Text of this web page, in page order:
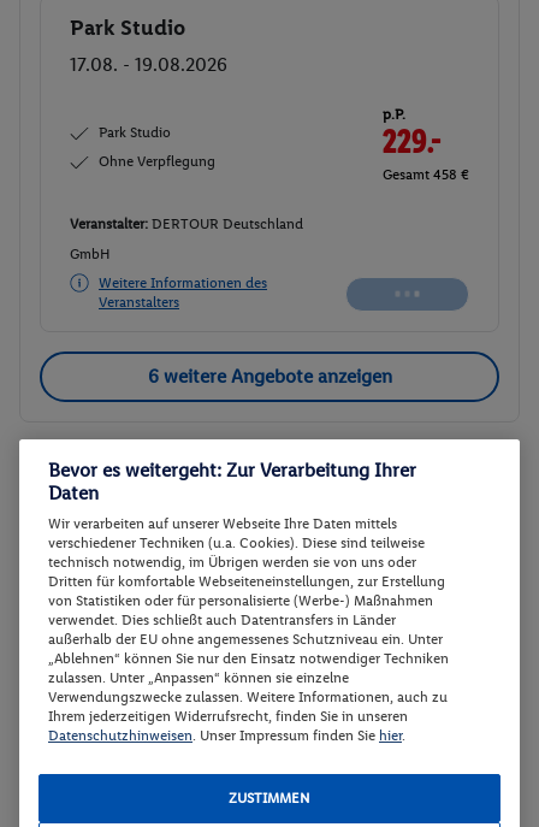
Buchen
Park Studio
17.08. - 19.08.2026
Park Studio
Ohne Verpflegung
p.P.
229.-
Gesamt 458 €
Veranstalter: DERTOUR Deutschland
GmbH
Weitere Informationen des
Veranstalters
6 weitere Angebote anzeigen
Studio Park mit Queensize-Bett
Zimmerdetails
Buchen
Studio Park mit Queensize-Bett
16.08. - 18.08.2026
Studio Park mit Queensize-Bett
Ohne Verpflegung
p.P.
222.-
Gesamt 444 €
Veranstalter:DERTOUR Deutschland
Bevor es weitergeht: Zur Verarbeitung Ihrer
Daten
Wir verarbeiten auf unserer Webseite Ihre Daten mittels
verschiedener Techniken (u.a. Cookies). Diese sind teilweise
technisch notwendig, im Übrigen werden sie von uns oder
Dritten für komfortable Webseiteneinstellungen, zur Erstellung
von Statistiken oder für personalisierte (Werbe-) Maßnahmen
verwendet. Dies schließt auch Datentransfers in Länder
außerhalb der EU ohne angemessenes Schutzniveau ein. Unter
„Ablehnen“ können Sie nur den Einsatz notwendiger Techniken
zulassen. Unter „Anpassen“ können sie einzelne
Verwendungszwecke zulassen. Weitere Informationen, auch zu
Ihrem jederzeitigen Widerrufsrecht, finden Sie in unseren
Datenschutzhinweisen. Unser Impressum finden Sie hier.
ZUSTIMMEN